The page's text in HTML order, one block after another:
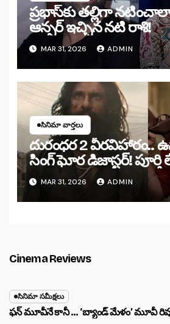
ప్రభాస్‌కు తల్లిగా
ఆన్సర్ ఇచ్చిన నటి రాశి!
MAR 31, 2026 ADMIN
సినిమా వార్తలు
దురంధర 2 వీరవిహారం..
సింగ్ ఘోర డిజాస్టర్! పూర్తి
MAR 31, 2026 ADMIN
Cinema Reviews
సినిమా సమీక్షలు
ఫన్ మూవీనే కానీ … ‘బ్యాండ్‌ మేళం’ మూవీ